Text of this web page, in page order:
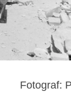
Fotograf: